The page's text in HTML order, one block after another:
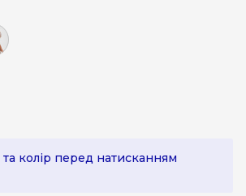
колір перед натисканням